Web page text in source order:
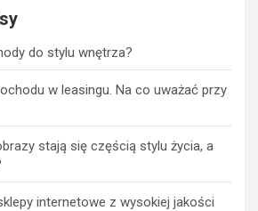
do stylu wnętrza?
w leasingu. Na co uważać przy
stają się częścią stylu życia, a
internetowe z wysokiej jakości